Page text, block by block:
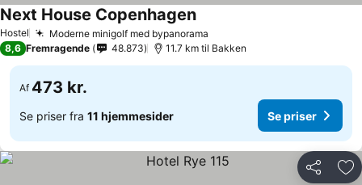
Hostel Moderne minigolf med bypanorama
Next House Copenhagen
8,6 Fremragende 48.873 11.7 km til Bakken
Af 473 kr.
Se priser fra 11 hjemmesider Se priser
Del